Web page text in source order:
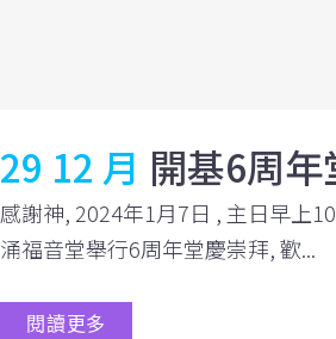
29 12 月 開基6周
感謝神, 2024年1月7日 , 主日早上
涌福音堂舉行6周年堂慶崇拜, 歡...
閱讀更多